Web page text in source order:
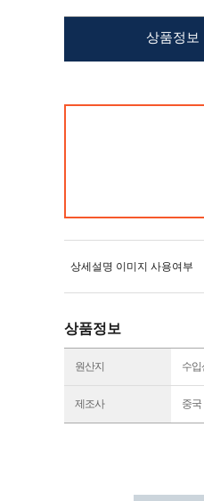
상세설명 이미지 사용여부
상품정보
원산지 수입
제조사 중국
상품정보